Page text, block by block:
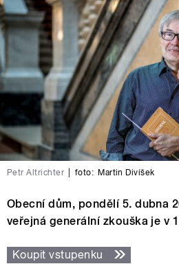
Petr Altrichter foto: Martin Divíšek
Obecní dům, pondělí 5. dubna
veřejná generální zkouška je v
Koupit vstupenku